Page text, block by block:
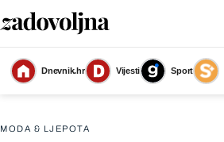
Dnevnik.hr Vijesti Sport
Steznik brenda Maidenform
MODA & LJEPOTA